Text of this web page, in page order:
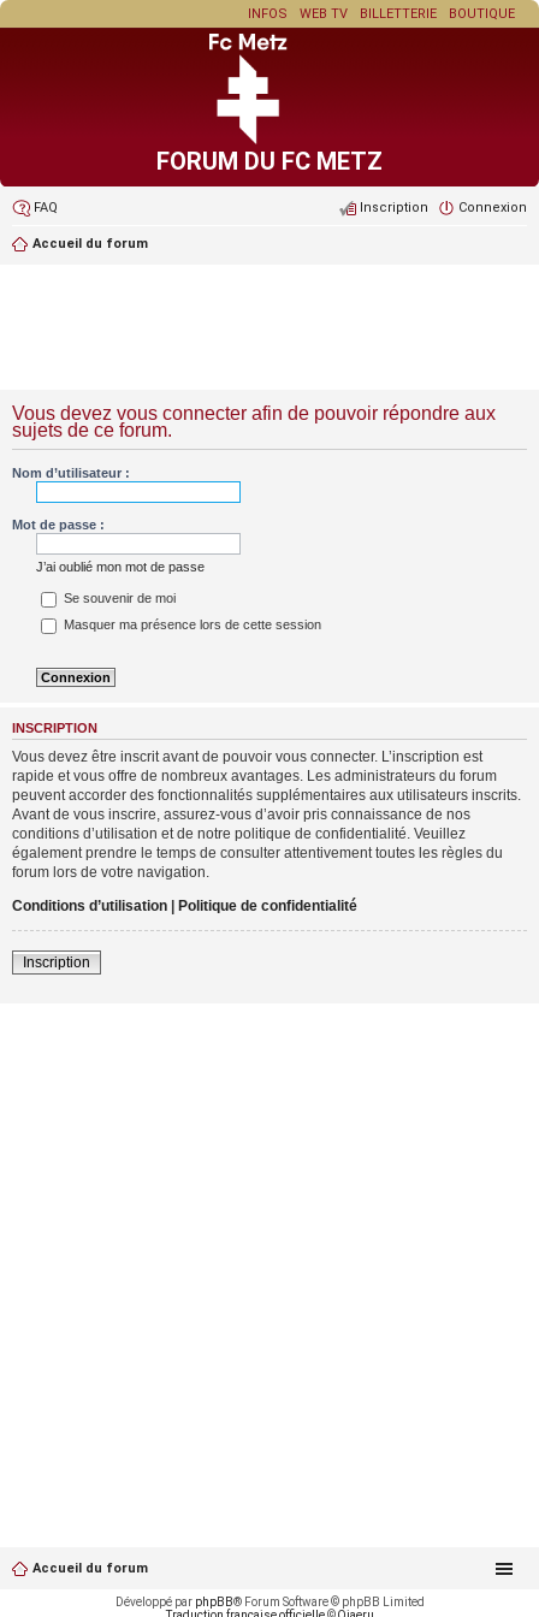
BOUTIQUE
BILLETTERIE
WEB TV
INFOS
FORUM DU FC METZ
FAQ Connexion
Inscription
Accueil du forum
Vous devez vous connecter afin de pouvoir répondre aux
sujets de ce forum.
Nom d’utilisateur :
Mot de passe :
J’ai oublié mon mot de passe
Se souvenir de moi
Masquer ma présence lors de cette session
INSCRIPTION
Vous devez être inscrit avant de pouvoir vous connecter. L’inscription est
rapide et vous offre de nombreux avantages. Les administrateurs du forum
peuvent accorder des fonctionnalités supplémentaires aux utilisateurs inscrits.
Avant de vous inscrire, assurez-vous d’avoir pris connaissance de nos
conditions d’utilisation et de notre politique de confidentialité. Veuillez
également prendre le temps de consulter attentivement toutes les règles du
forum lors de votre navigation.
Conditions d’utilisation | Politique de confidentialité
Inscription
Accueil du forum
Développé par phpBB® Forum Software © phpBB Limited